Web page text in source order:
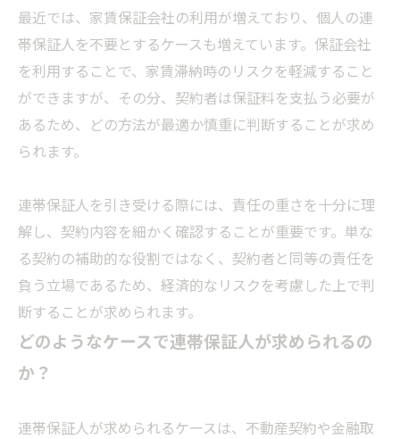
最近では、家賃保証会社の利用が増えており、個人の連
帯保証人を不要とするケースも増えています。保証会社
を利用することで、家賃滞納時のリスクを軽減すること
ができますが、その分、契約者は保証料を支払う必要が
あるため、どの方法が最適か慎重に判断することが求め
られます。
連帯保証人を引き受ける際には、責任の重さを十分に理
解し、契約内容を細かく確認することが重要です。単な
る契約の補助的な役割ではなく、契約者と同等の責任を
負う立場であるため、経済的なリスクを考慮した上で判
断することが求められます。
どのようなケースで連帯保証人が求められるの
か？
連帯保証人が求められるケースは、不動産契約や金融取